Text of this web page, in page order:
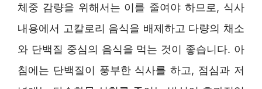
체중 감량을 위해서는 이를 줄여야 하므로, 식사
내용에서 고칼로리 음식을 배제하고 다량의 채소
와 단백질 중심의 음식을 먹는 것이 좋습니다. 아
침에는 단백질이 풍부한 식사를 하고, 점심과 저